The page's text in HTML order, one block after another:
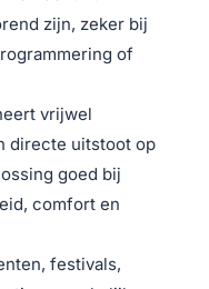
zijn, zeker bij
of
vrijwel
directe uitstoot op
goed bij
comfort en
festivals,